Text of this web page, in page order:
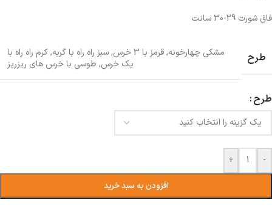
فاق شورت 29-30 سانت
طرح مشکی چهارخونه,قرمز با 3 خرس ,سبز راه راه با گربه,کرم راه راه با
یک خرس, طوسی با خرس های ریزریز
طرح
-
+
افزودن به سبد خرید